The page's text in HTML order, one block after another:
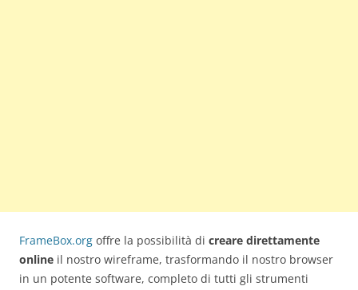
FrameBox.org offre la possibilità di creare direttamente
online il nostro wireframe, trasformando il nostro browser
in un potente software, completo di tutti gli strumenti